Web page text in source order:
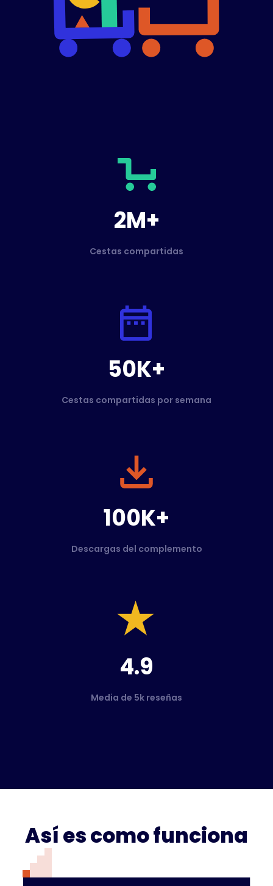
2M+
Cestas compartidas
50K+
Cestas compartidas por semana
100K+
Descargas del complemento
4.9
Media de 5k reseñas
Así es como funciona